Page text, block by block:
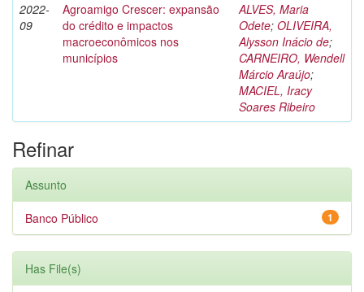
2022-
09
Agroamigo Crescer: expansão
do crédito e impactos
macroeconômicos nos
municípios
ALVES, Maria
Odete; OLIVEIRA,
Alysson Inácio de;
CARNEIRO, Wendell
Márcio Araújo;
MACIEL, Iracy
Soares Ribeiro
Refinar
Assunto
1
Banco Público
Has File(s)